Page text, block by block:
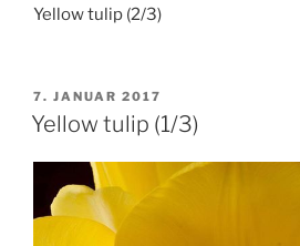
Yellow tulip (2/3)
VERÖFFENTLICHT
AM
7. JANUAR 2017
Yellow tulip (1/3)